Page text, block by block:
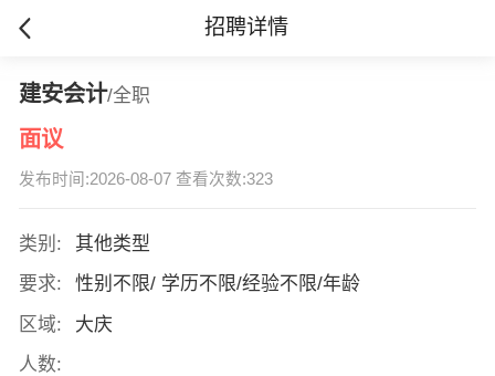
招聘详情
建安会计/全职
面议
发布时间:2026-08-07 查看次数:323
类别:
其他类型
要求:
性别不限/ 学历不限/经验不限/年龄
区域:
大庆
人数: